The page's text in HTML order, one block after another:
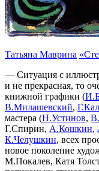
Татьяна Маврина
— Ситуация с
и не прекрасная, то
книжной графики (
В.Милашевский,
мастера (Н.Устинов,
Г.Спирин, А.Кошкин,
К.Челушкин, всех
новое поколение
М.Покалев, Катя